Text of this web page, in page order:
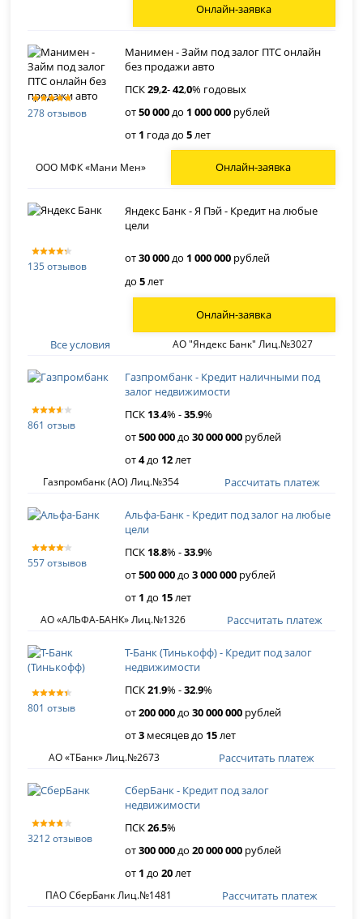
Онлайн-заявка
278 отзывов
Манимен - Займ под залог ПТС онлайн
без продажи авто
ПСК29,2-42,0% годовых
от50 000до 1 000 000 рублей
от 1 года до5лет
ООО МФК «Мани Мен» Онлайн-заявка
135 отзывов
Яндекс Банк - Я Пэй - Кредит на любые
цели
от30 000до 1 000 000 рублей
до5лет
Все условия АО "Яндекс Банк" Лиц.№3027
Онлайн-заявка
861 отзыв
Газпромбанк - Кредит наличными под
залог недвижимости
ПСК 13.4% -35.9%
от500 000до30 000 000 рублей
от4до 12лет
Газпромбанк (АО) Лиц.№354 Рассчитать платеж
557 отзывов
Альфа-Банк - Кредит под залог на любые
цели
ПСК 18.8% -33.9%
от500 000до3 000 000 рублей
от 1 до 15лет
АО «АЛЬФА-БАНК» Лиц.№1326 Рассчитать платеж
801 отзыв
Т-Банк (Тинькофф) - Кредит под залог
недвижимости
ПСК21.9% -32.9%
от200 000до30 000 000 рублей
от3 месяцев до 15лет
АО «ТБанк» Лиц.№2673 Рассчитать платеж
3212 отзывов
СберБанк - Кредит под залог
недвижимости
ПСК26.5%
от300 000до20 000 000 рублей
от 1 до20лет
ПАО СберБанк Лиц.№1481 Рассчитать платеж